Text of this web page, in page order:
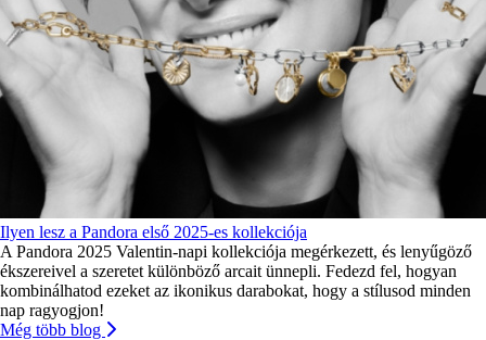
Ilyen lesz a Pandora első 2025-es kollekciója
A Pandora 2025 Valentin-napi kollekciója megérkezett, és lenyűgöző
ékszereivel a szeretet különböző arcait ünnepli. Fedezd fel, hogyan
kombinálhatod ezeket az ikonikus darabokat, hogy a stílusod minden
nap ragyogjon!
Még több blog